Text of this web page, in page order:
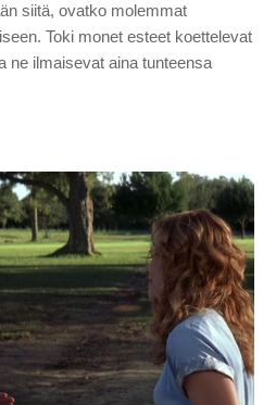
siitä, ovatko molemmat
Toki monet esteet koettelevat
ne ilmaisevat aina tunteensa